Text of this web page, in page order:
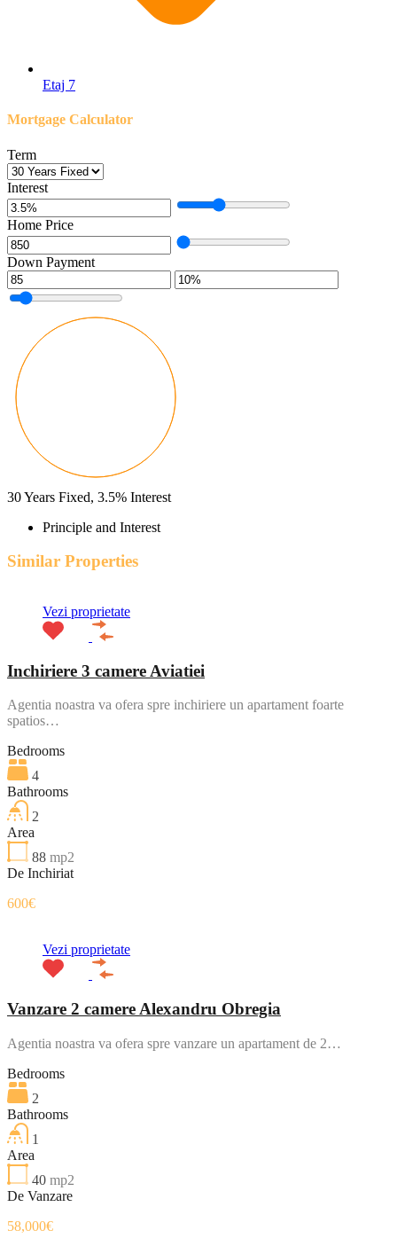
Etaj 7
Mortgage Calculator
Term
Interest
Home Price
Down Payment
30Years Fixed, 3.5% Interest
Principle and Interest
Similar Properties
Vezi proprietate
Inchiriere 3 camere Aviatiei
Agentia noastra va ofera spre inchiriere un apartament foarte
spatios…
Bedrooms
4
Bathrooms
2
Area
88 mp2
De Inchiriat
600€
Vezi proprietate
Vanzare 2 camere Alexandru Obregia
Agentia noastra va ofera spre vanzare un apartament de 2…
Bedrooms
2
Bathrooms
1
Area
40 mp2
De Vanzare
58,000€